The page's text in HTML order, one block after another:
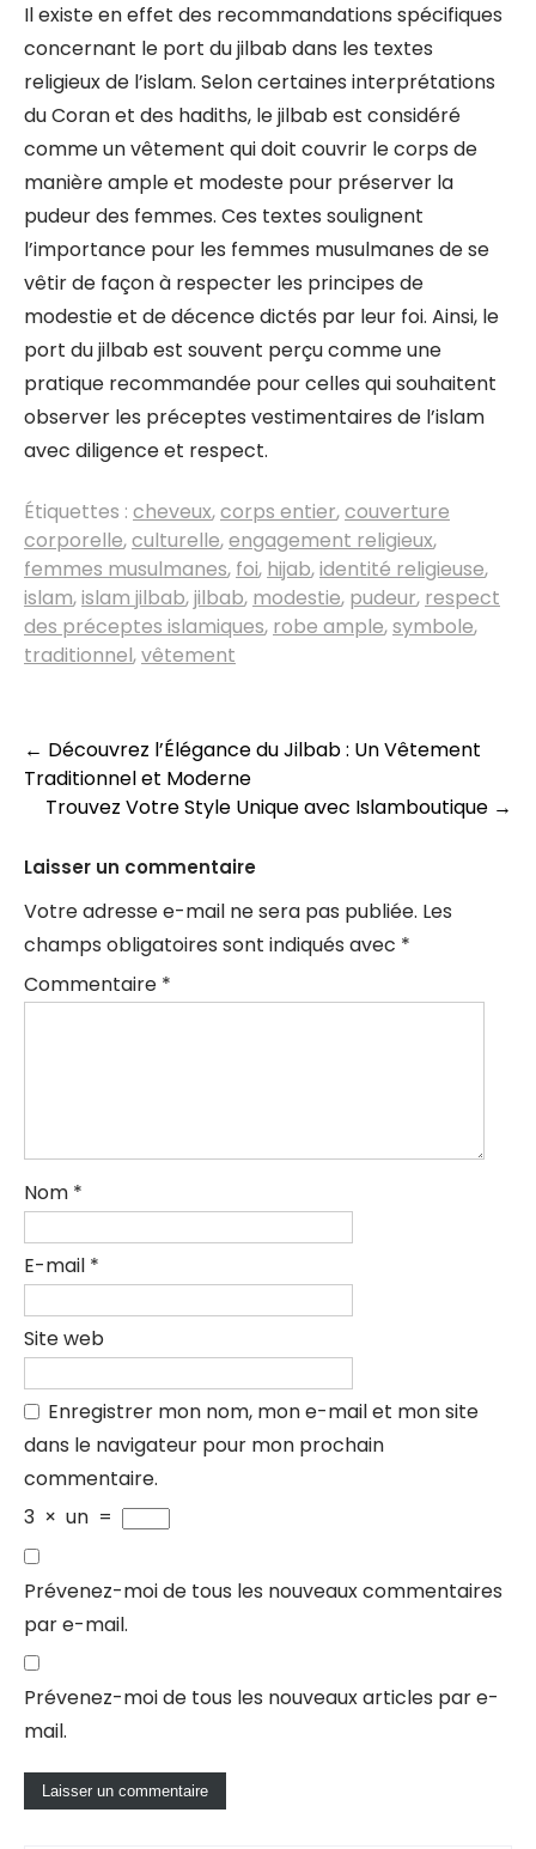
Il existe en effet des recommandations spécifiques
concernant le port du jilbab dans les textes
religieux de l’islam. Selon certaines interprétations
du Coran et des hadiths, le jilbab est considéré
comme un vêtement qui doit couvrir le corps de
manière ample et modeste pour préserver la
pudeur des femmes. Ces textes soulignent
l’importance pour les femmes musulmanes de se
vêtir de façon à respecter les principes de
modestie et de décence dictés par leur foi. Ainsi, le
port du jilbab est souvent perçu comme une
pratique recommandée pour celles qui souhaitent
observer les préceptes vestimentaires de l’islam
avec diligence et respect.
Étiquettes : cheveux,corps entier,couverture
corporelle,culturelle,engagement religieux,
femmes musulmanes, foi, hijab,identité religieuse,
islam,islam jilbab,jilbab, modestie, pudeur, respect
des préceptes islamiques, robe ample,symbole,
traditionnel,vêtement
Navigation
des
← Découvrez l’Élégance du Jilbab : Un Vêtement
Traditionnel et Moderne
Trouvez Votre Style Unique avec Islamboutique →
Laisser un commentaire
Votre adresse e-mail ne sera pas publiée. Les
champs obligatoires sont indiqués avec *
Commentaire *
Nom *
E-mail *
Site web
Enregistrer mon nom, mon e-mail et mon site
dans le navigateur pour mon prochain
commentaire.
3 × un =
Prévenez-moi de tous les nouveaux commentaires
par e-mail.
Prévenez-moi de tous les nouveaux articles par e-
mail.